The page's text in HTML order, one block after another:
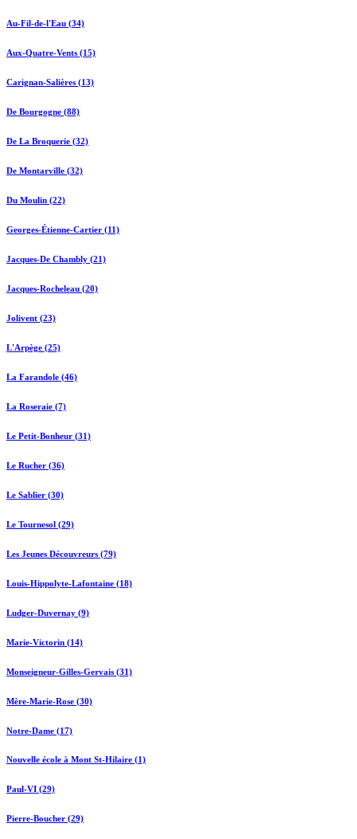
Au-Fil-de-l'Eau (34)
Aux-Quatre-Vents (15)
Carignan-Salières (13)
De Bourgogne (88)
De La Broquerie (32)
De Montarville (32)
Du Moulin (22)
Georges-Étienne-Cartier (11)
Jacques-De Chambly (21)
Jacques-Rocheleau (20)
Jolivent (23)
L'Arpège (25)
La Farandole (46)
La Roseraie (7)
Le Petit-Bonheur (31)
Le Rucher (36)
Le Sablier (30)
Le Tournesol (29)
Les Jeunes Découvreurs (79)
Louis-Hippolyte-Lafontaine (18)
Ludger-Duvernay (9)
Marie-Victorin (14)
Monseigneur-Gilles-Gervais (31)
Mère-Marie-Rose (30)
Notre-Dame (17)
Nouvelle école à Mont St-Hilaire (1)
Paul-VI (29)
Pierre-Boucher (29)